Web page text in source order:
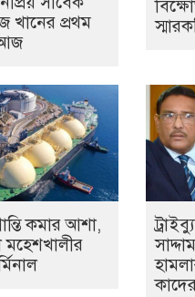
খানের প্রথম
আজ
কমার আশা,